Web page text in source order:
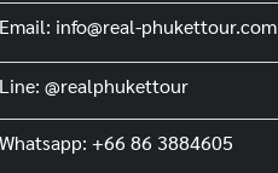
Email: info@real-phukettour.com
Line: @realphukettour
Whatsapp: +66 86 3884605